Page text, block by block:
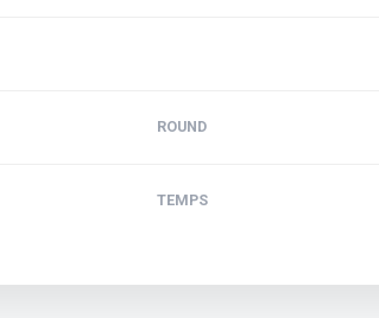
ROUND
TEMPS